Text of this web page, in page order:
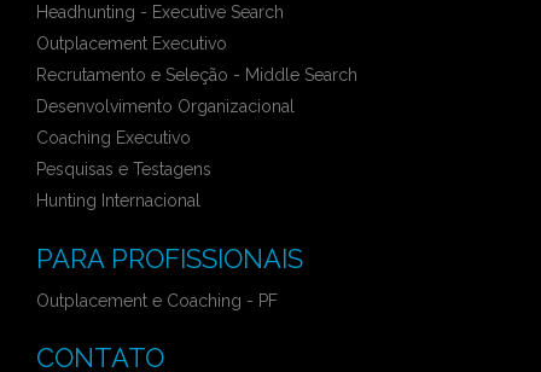
Headhunting - Executive Search
Outplacement Executivo
Recrutamento e Seleção - Middle Search
Desenvolvimento Organizacional
Coaching Executivo
Pesquisas e Testagens
Hunting Internacional
PARA PROFISSIONAIS
Outplacement e Coaching - PF
CONTATO